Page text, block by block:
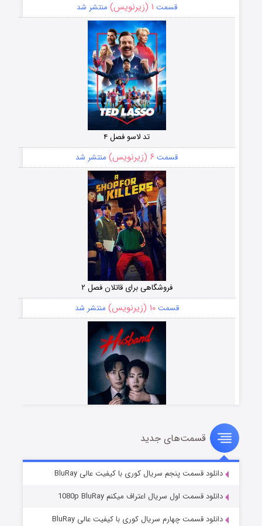
قسمت ۱ (زیرنویس) منتشر شد
تد لاسو فصل ۴
قسمت ۶ (زیرنویس) منتشر شد
فروشگاهی برای قاتلان فصل ۲
قسمت۱۰ (زیرنویس) منتشر شد
قسمت۸ (زیرنویس) منتشر شد
قسمت‌های جدید
دانلود قسمت پنجم سریال کوری با کیفیت عالی BluRay
دانلود قسمت اول سریال اعتراف میکنم 1080p BluRay
دانلود قسمت چهارم سریال کوری با کیفیت عالی BluRay